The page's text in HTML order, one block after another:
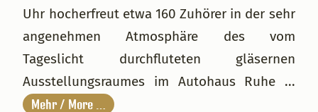
Uhr hocherfreut etwa 160 Zuhörer in der sehr
angenehmen Atmosphäre des vom
Tageslicht durchfluteten gläsernen
Ausstellungsraumes im Autohaus Ruhe ...
Mehr / More …